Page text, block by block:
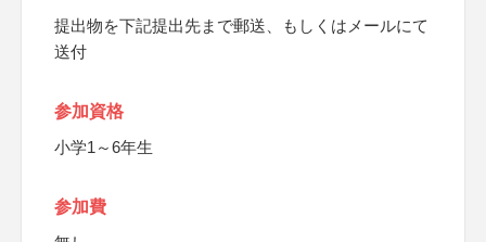
提出物を下記提出先まで郵送、もしくはメールにて
送付
参加資格
小学1～6年生
参加費